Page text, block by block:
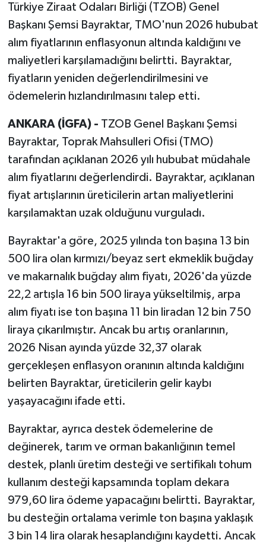
Türkiye Ziraat Odaları Birliği (TZOB) Genel
Başkanı Şemsi Bayraktar, TMO'nun 2026 hububat
alım fiyatlarının enflasyonun altında kaldığını ve
maliyetleri karşılamadığını belirtti. Bayraktar,
fiyatların yeniden değerlendirilmesini ve
ödemelerin hızlandırılmasını talep etti.
ANKARA (İGFA) - TZOB Genel Başkanı Şemsi
Bayraktar, Toprak Mahsulleri Ofisi (TMO)
tarafından açıklanan 2026 yılı hububat müdahale
alım fiyatlarını değerlendirdi. Bayraktar, açıklanan
fiyat artışlarının üreticilerin artan maliyetlerini
karşılamaktan uzak olduğunu vurguladı.
Bayraktar'a göre, 2025 yılında ton başına 13 bin
500 lira olan kırmızı/beyaz sert ekmeklik buğday
ve makarnalık buğday alım fiyatı, 2026'da yüzde
22,2 artışla 16 bin 500 liraya yükseltilmiş, arpa
alım fiyatı ise ton başına 11 bin liradan 12 bin 750
liraya çıkarılmıştır. Ancak bu artış oranlarının,
2026 Nisan ayında yüzde 32,37 olarak
gerçekleşen enflasyon oranının altında kaldığını
belirten Bayraktar, üreticilerin gelir kaybı
yaşayacağını ifade etti.
Bayraktar, ayrıca destek ödemelerine de
değinerek, tarım ve orman bakanlığının temel
destek, planlı üretim desteği ve sertifikalı tohum
kullanım desteği kapsamında toplam dekara
979,60 lira ödeme yapacağını belirtti. Bayraktar,
bu desteğin ortalama verimle ton başına yaklaşık
3 bin 14 lira olarak hesaplandığını kaydetti. Ancak